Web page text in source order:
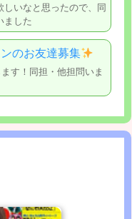
いなと思ったので、同
ました
のお友達募集
す！同担・他担問いま